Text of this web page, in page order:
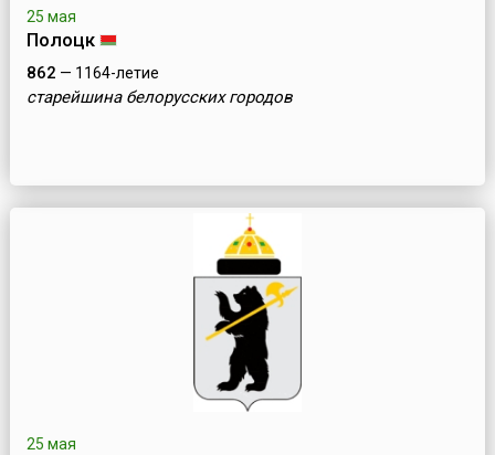
25 мая
Полоцк
862 — 1164-летие
старейшина белорусских городов
25 мая